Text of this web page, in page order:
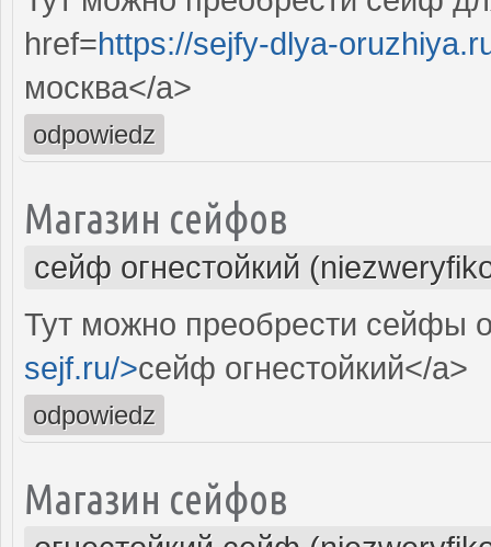
href=https://sejfy-dlya-
москва</a>
odpowiedz
Магазин сейфов
сейф огнестойкий
Тут можно преобрести сейфы
sejf.ru/>сейф огнестойкий</a>
odpowiedz
Магазин сейфов